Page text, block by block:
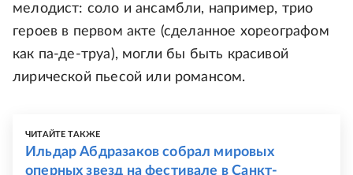
мелодист: соло и ансамбли, например, трио
героев в первом акте (сделанное хореографом
как па-де-труа), могли бы быть красивой
лирической пьесой или романсом.
ЧИТАЙТЕ ТАКЖЕ
Ильдар Абдразаков собрал мировых
оперных звезд на фестивале в Санкт-